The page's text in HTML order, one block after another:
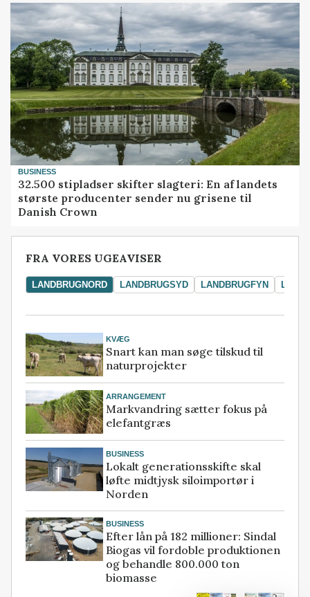
BUSINESS
32.500 stipladser skifter slagteri: En af landets
største producenter sender nu grisene til
Danish Crown
FRA VORES UGEAVISER
LANDBRUGNORD LANDBRUGSYD LANDBRUGFYN
KVÆG
Snart kan man søge tilskud til
naturprojekter
ARRANGEMENT
Markvandring sætter fokus på
elefantgræs
BUSINESS
Lokalt generationsskifte skal
løfte midtjysk siloimportør i
Norden
BUSINESS
Efter lån på 182 millioner: Sindal
Biogas vil fordoble produktionen
og behandle 800.000 ton
biomasse